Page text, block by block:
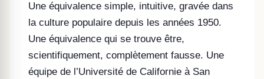
Une équivalence simple, intuitive, gravée dans
la culture populaire depuis les années 1950.
Une équivalence qui se trouve être,
scientifiquement, complètement fausse. Une
équipe de l’Université de Californie à San